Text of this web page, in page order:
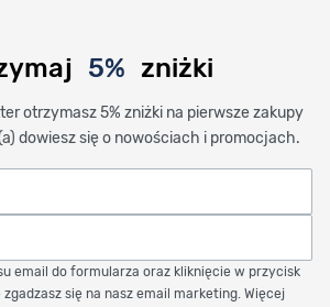
5% zniżki
otrzymasz 5% zniżki na pierwsze zakupy
dowiesz się o nowościach i promocjach.
email do formularza oraz kliknięcie w przycisk
zgadzasz się na nasz email marketing. Więcej